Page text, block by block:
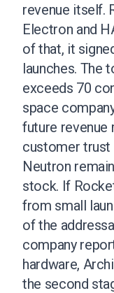
revenue itself.
Electron and
of that, it
launches. The
exceeds 70
space
future revenue
customer trust
Neutron
stock. If
from small
of the
company
hardware,
the second